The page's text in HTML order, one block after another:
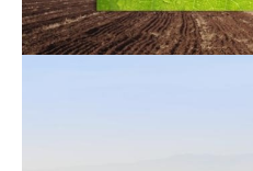
Contrôle